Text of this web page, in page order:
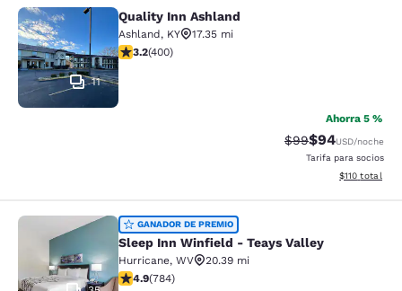
Quality Inn Ashland
11
Quality Inn Ashland
Ashland, KY
17.35 mi
calificación de 3.18 estrellas. Bueno. 400 reseñas
3.2(400)
Ahorra 5 %
Precio tachado:
$99Precio con
$94USD/noche
Tarifa para socios
Ver detalles
$110 total
Sleep Inn Winfield - Teays Valley
GANADOR DE PREMIO
Sleep Inn Winfield - Teays Valley
Hurricane, WV
20.39 mi
calificación de 4.88 estrellas. Excepcional. 784
4.9(784)